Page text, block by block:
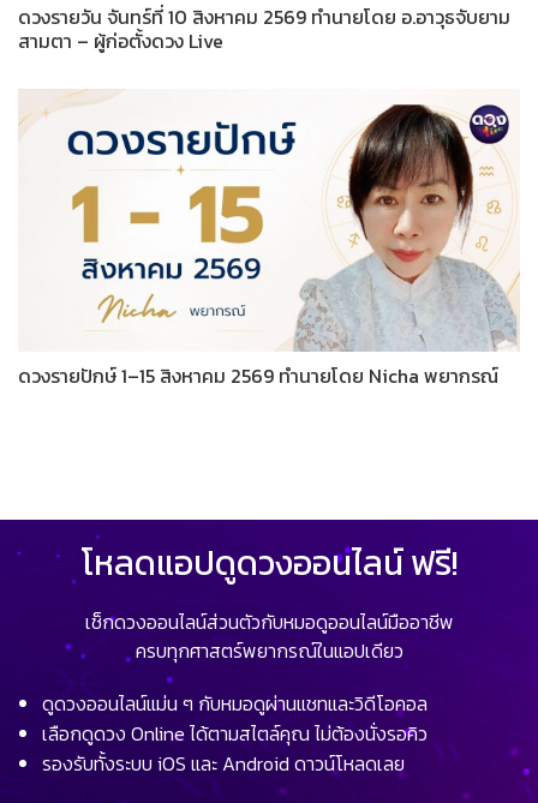
ดวงรายวัน จันทร์ที่ 10 สิงหาคม 2569 ทำนายโดย อ.อาวุธจับยาม
สามตา – ผู้ก่อตั้งดวง Live
ดวงรายปักษ์ 1–15 สิงหาคม 2569 ทำนายโดย Nicha พยากรณ์
โหลดแอปดูดวงออนไลน์ ฟรี!
เช็กดวงออนไลน์ส่วนตัวกับหมอดูออนไลน์มืออาชีพ
ครบทุกศาสตร์พยากรณ์ในแอปเดียว
ดูดวงออนไลน์แม่น ๆ กับหมอดูผ่านแชทและวิดีโอคอล
เลือกดูดวง Online ได้ตามสไตล์คุณ ไม่ต้องนั่งรอคิว
รองรับทั้งระบบ iOS และ Android ดาวน์โหลดเลย